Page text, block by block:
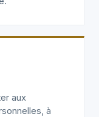
aux
à